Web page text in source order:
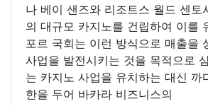
나 베이 샌즈와 리조트스 월드 센토
의 대규모 카지노를 건립하여 이를
포르 국회는 이런 방식으로 매출을
사업을 발전시키는 것을 목적으로
는 카지노 사업을 유치하는 대신 까
한을 두어 바카라 비즈니스의